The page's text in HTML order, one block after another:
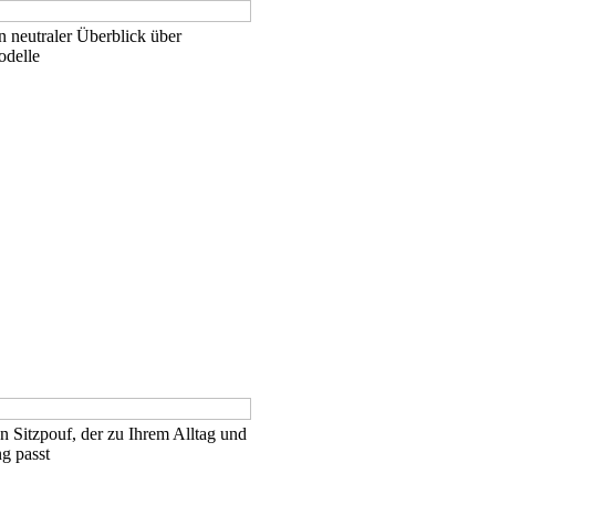
neutraler Überblick über
Sitzpouf, der zu Ihrem Alltag und
passt